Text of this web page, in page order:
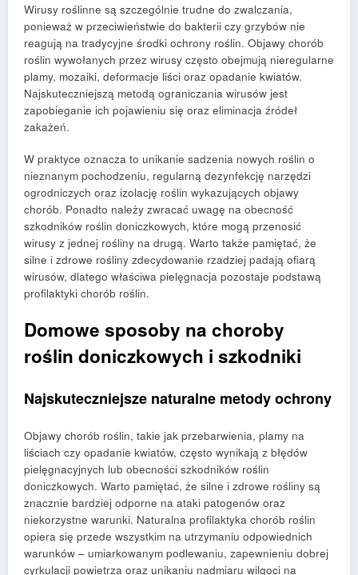
Wirusy roślinne są szczególnie trudne do zwalczania,
ponieważ w przeciwieństwie do bakterii czy grzybów nie
reagują na tradycyjne środki ochrony roślin. Objawy chorób
roślin wywołanych przez wirusy często obejmują nieregularne
plamy, mozaiki, deformacje liści oraz opadanie kwiatów.
Najskuteczniejszą metodą ograniczania wirusów jest
zapobieganie ich pojawieniu się oraz eliminacja źródeł
zakażeń.
W praktyce oznacza to unikanie sadzenia nowych roślin o
nieznanym pochodzeniu, regularną dezynfekcję narzędzi
ogrodniczych oraz izolację roślin wykazujących objawy
chorób. Ponadto należy zwracać uwagę na obecność
szkodników roślin doniczkowych, które mogą przenosić
wirusy z jednej rośliny na drugą. Warto także pamiętać, że
silne i zdrowe rośliny zdecydowanie rzadziej padają ofiarą
wirusów, dlatego właściwa pielęgnacja pozostaje podstawą
profilaktyki chorób roślin.
Domowe sposoby na choroby
roślin doniczkowych i szkodniki
Najskuteczniejsze naturalne metody ochrony
Objawy chorób roślin, takie jak przebarwienia, plamy na
liściach czy opadanie kwiatów, często wynikają z błędów
pielęgnacyjnych lub obecności szkodników roślin
doniczkowych. Warto pamiętać, że silne i zdrowe rośliny są
znacznie bardziej odporne na ataki patogenów oraz
niekorzystne warunki. Naturalna profilaktyka chorób roślin
opiera się przede wszystkim na utrzymaniu odpowiednich
warunków – umiarkowanym podlewaniu, zapewnieniu dobrej
cyrkulacji powietrza oraz unikaniu nadmiaru wilgoci na